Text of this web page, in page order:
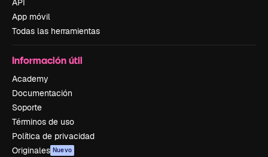
API
App móvil
Todas las herramientas
Información útil
Academy
Documentación
Soporte
Términos de uso
Política de privacidad
Originales Nuevo